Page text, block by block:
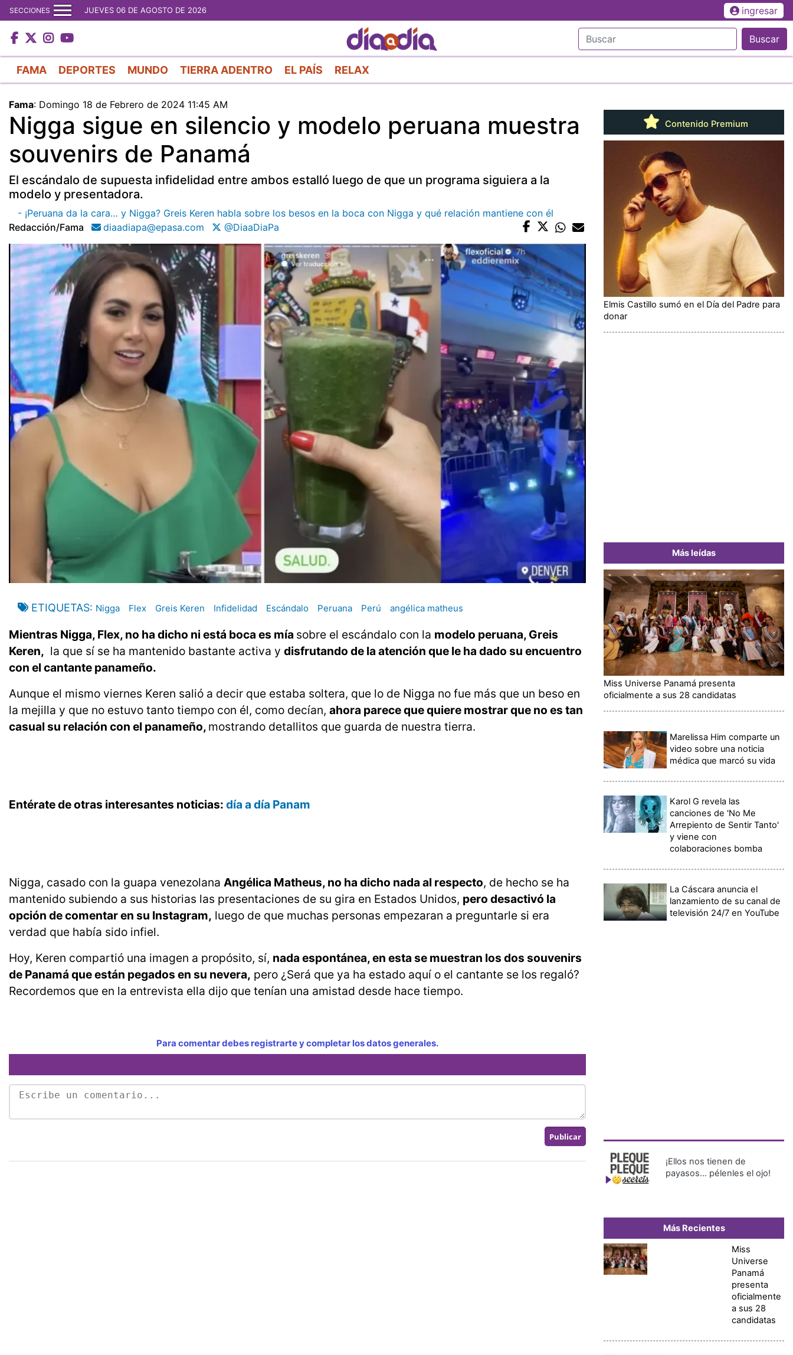
al
contenido
principal
SECCIONES JUEVES 06 DE AGOSTO DE 2026 ingresar
Buscar
FAMA DEPORTES MUNDO TIERRA ADENTRO EL PAÍS RELAX
Fama: Domingo 18 de Febrero de 2024 11:45 AM
Nigga sigue en silencio y modelo peruana muestra
souvenirs de Panamá
El escándalo de supuesta infidelidad entre ambos estalló luego de que un programa siguiera a la
modelo y presentadora.
- ¡Peruana da la cara… y Nigga? Greis Keren habla sobre los besos en la boca con Nigga y qué relación mantiene con él
Redacción/fama
diaadiapa@epasa.com @DiaaDiaPa
ETIQUETAS Nigga Flex Greis Keren Infidelidad Escándalo Peruana Perú angélica matheus
Mientras Nigga, Flex, no ha dicho ni está boca es mía sobre el escándalo con la modelo peruana, Greis
Keren, la que sí se ha mantenido bastante activa y disfrutando de la atención que le ha dado su encuentro
con el cantante panameño.
Aunque el mismo viernes Keren salió a decir que estaba soltera, que lo de Nigga no fue más que un beso en
la mejilla y que no estuvo tanto tiempo con él, como decían, ahora parece que quiere mostrar que no es tan
casual su relación con el panameño, mostrando detallitos que guarda de nuestra tierra.
Entérate de otras interesantes noticias: día a día Panam
Nigga, casado con la guapa venezolana Angélica Matheus, no ha dicho nada al respecto, de hecho se ha
mantenido subiendo a sus historias las presentaciones de su gira en Estados Unidos, pero desactivó la
opción de comentar en su Instagram, luego de que muchas personas empezaran a preguntarle si era
verdad que había sido infiel.
Hoy, Keren compartió una imagen a propósito, sí, nada espontánea, en esta se muestran los dos souvenirs
de Panamá que están pegados en su nevera, pero ¿Será que ya ha estado aquí o el cantante se los regaló?
Recordemos que en la entrevista ella dijo que tenían una amistad desde hace tiempo.
Para comentar debes registrarte y completar los datos generales.
Contenido Premium
Elmis Castillo sumó en el Día del Padre para
donar
Más leídas
Miss Universe Panamá presenta
oficialmente a sus 28 candidatas
Marelissa Him comparte un
video sobre una noticia
médica que marcó su vida
Karol G revela las
canciones de 'No Me
Arrepiento de Sentir Tanto'
y viene con
colaboraciones bomba
La Cáscara anuncia el
lanzamiento de su canal de
televisión 24/7 en YouTube
¡Ellos nos tienen de
payasos… pélenles el ojo!
Más Recientes
Miss
Universe
Panamá
presenta
oficialmente
a sus 28
candidatas